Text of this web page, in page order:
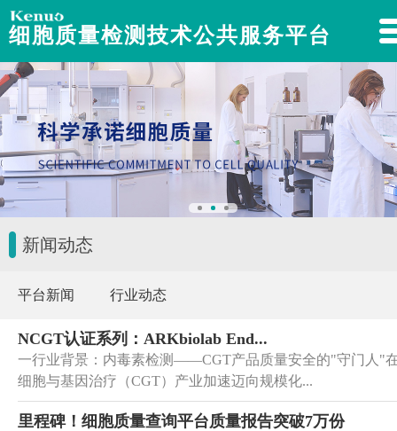
细胞质量检测技术公共服务平台
新闻动态
平台新闻 行业动态
NCGT认证系列：ARKbiolab End...
一行业背景：内毒素检测——CGT产品质量安全的"守门人"
细胞与基因治疗（CGT）产业加速迈向规模化...
里程碑！细胞质量查询平台质量报告突破7万份